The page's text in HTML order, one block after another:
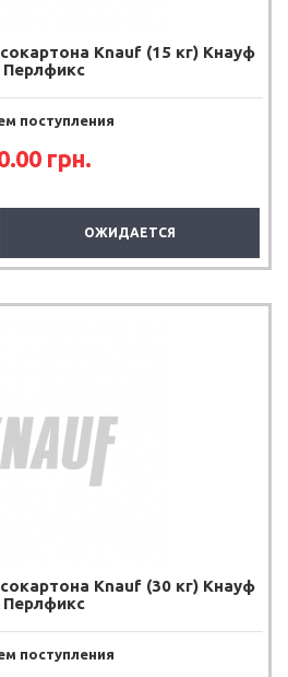
Knauf (15 кг) Кнауф
Перлфикс
поступления
грн.
ОЖИДАЕТСЯ
Knauf (30 кг) Кнауф
Перлфикс
поступления